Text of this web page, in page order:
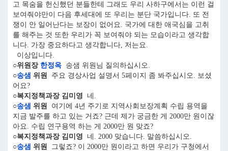
고 목숨을 헌신했던 분들한테 그래도 우리 사하구에서는 이런 걸
보여줘야만이 다음 후세대에 또 우리는 분단 국가입니다. 또 전
쟁이 안 일어난다는 보장이 없어요. 국가에 대한 애국심을 고취
를 해주는 것 또한 우리가 꼭 보여줘야 되는 모습이라고 생각합
니다. 가장 중요하다고 생각합니다, 저는요.
이상입니다.
○위원장 한정옥 송샘 위원님 질의하십시오.
○송샘 위원
주요 경상사업 설명서 5페이지 좀 봐주십시오. 보셨
어요?
○복지정책과장 김미영 네.
○송샘 위원
여기에 4년 주기로 지역사회보장계획 수립 용역을
지금 발주를 하고 있는 거죠? 근데 제가 궁금한 게 2000만 원이잖
아요. 수립 연구용역 하는 게 2000만 원 맞죠?
○복지정책과장 김미영 네. 2000 맞습니다. 말씀하십시오.
○송샘 위원
그렇죠? 이 2000만 원이라고 하면 우리가 구청에서